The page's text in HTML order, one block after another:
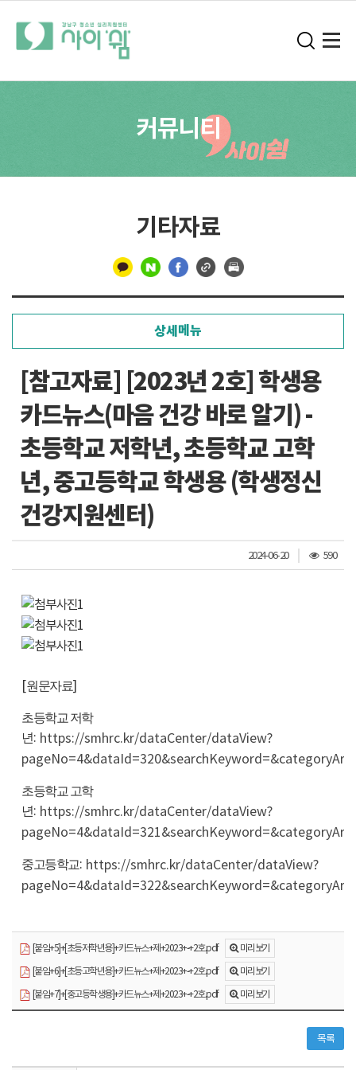
커뮤니티
기타자료
상세메뉴
[참고자료] [2023년 2호] 학생용
카드뉴스(마음 건강 바로 알기) -
초등학교 저학년, 초등학교 고학
년, 중고등학교 학생용 (학생정신
건강지원센터)
2024-06-20
조
회
590
[원문자료]
초등학교 저학
년: https://smhrc.kr/dataCenter/dataView?
초등학교 고학
년: https://smhrc.kr/dataCenter/dataView?
중고등학교: https://smhrc.kr/dataCenter/dataView?
[붙임+5]+[초등저학년용]+카드뉴스+제+2023+-+2호.pdf
미리보기
[붙임+6]+[초등고학년용]+카드뉴스+제+2023+-+2호.pdf
미리보기
[붙임+7]+[중고등학생용]+카드뉴스+제+2023+-+2호.pdf
미리보기
목록